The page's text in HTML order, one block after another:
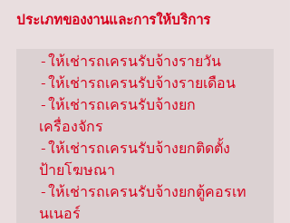
ประเภทของงานและการให้บริการ
-ให้เช่ารถเครนรับจ้างรายวัน
-ให้เช่ารถเครนรับจ้างรายเดือน
-ให้เช่ารถเครนรับจ้างยก
เครื่องจักร
-ให้เช่ารถเครนรับจ้างยกติดตั้ง
ป้ายโฆษณา
-ให้เช่ารถเครนรับจ้างยกตู้คอรเท
นเนอร์